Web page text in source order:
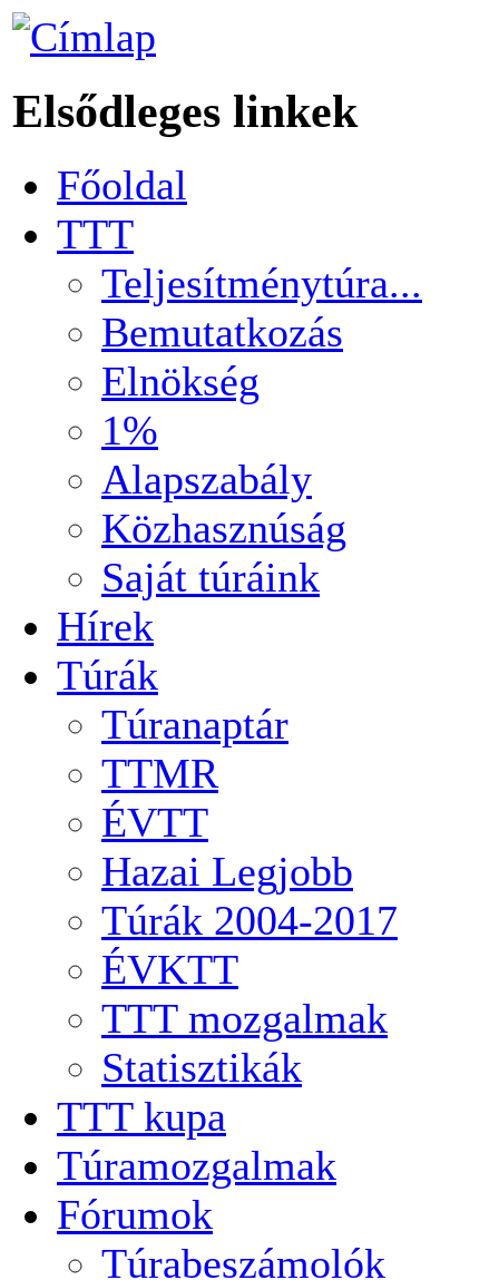
Elsődleges linkek
Főoldal
TTT
Teljesítménytúra...
Bemutatkozás
Elnökség
1%
Alapszabály
Közhasznúság
Saját túráink
Hírek
Túrák
Túranaptár
TTMR
ÉVTT
Hazai Legjobb
Túrák 2004-2017
ÉVKTT
TTT mozgalmak
Statisztikák
TTT kupa
Túramozgalmak
Fórumok
Túrabeszámolók